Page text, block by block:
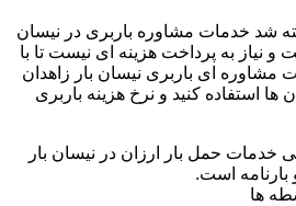
شد خدمات مشاوره باربری در نیسان
و نیاز به پرداخت هزینه ای نیست تا با
مشاوره ای باربری نیسان بار زاهدان
استفاده کنید و نرخ هزینه باربری
خدمات حمل بار ارزان در نیسان بار
بارنامه است.
ها